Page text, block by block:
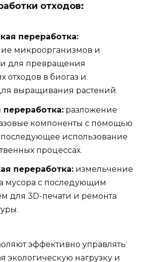
отходов:
переработка:
микроорганизмов и
для превращения
отходов в биогаз и
выращивания растений.
разложение
компоненты с помощью
использование
процессах.
переработка: измельчение
мусора с последующим
для 3D-печати и ремонта
эффективно управлять
экологическую нагрузку и